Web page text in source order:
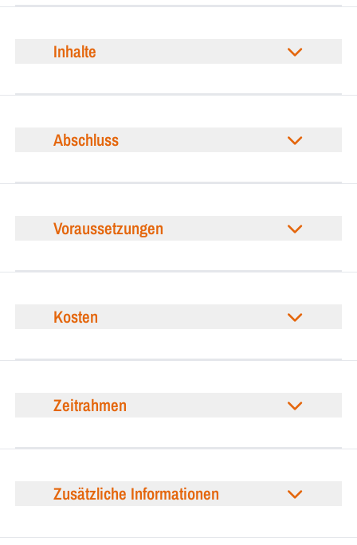
Inhalte
Abschluss
Voraussetzungen
Kosten
Zeitrahmen
Zusätzliche Informationen